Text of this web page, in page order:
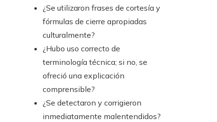
¿Se utilizaron frases de cortesía y
fórmulas de cierre apropiadas
culturalmente?
¿Hubo uso correcto de
terminología técnica; si no, se
ofreció una explicación
comprensible?
¿Se detectaron y corrigieron
inmediatamente malentendidos?